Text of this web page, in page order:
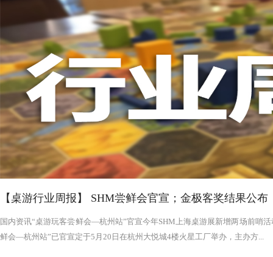
否进入罪恶的回合，鉴于次数有限以及是在英雄之后，这对
雄在场上存活的时间推移，英雄会变得更强，为了不断重创
日记录表，末日记录表上的数字越大，罪恶将会变得愈加难
竭尽全力后，仍要凭着压倒性的力量夷平土地。 与罪恶相对应的，是英雄阵营。每一次游戏，会在众
多英雄中（基础是七个，扩展中还有二十个左右）选择七个
的能力，也各有侧重，这一点的设计使游戏可玩度更高。然
的危机，英雄的每次行动都需要深思熟虑，与队友的配合显
英雄更是需要不断搜寻装备武装自己，然而每一轮的装备数
英雄为了目标浴血奋战，然而行动有限，资源有限，英雄们
战、面对压力的人来说，英雄的阵营将让你沉浸于此。，而
我体验的六局里，只扮演了一次罪恶，大多数作为英雄时，
游戏，不仅仅是挑战，而是它本身加入的运气因素和策略程
实现的艰巨挑战。大家有机会确实值得尝试！
【桌游行业周报】 SHM尝鲜会官宣；金极客奖结果公布
国内资讯“桌游玩客尝鲜会—杭州站”官宣今年SHM上海桌游展新增两场前哨
鲜会—杭州站”已官宣定于5月20日在杭州大悦城4楼火星工厂举办，主办方...